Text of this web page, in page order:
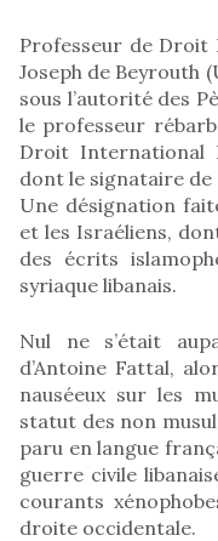
Professeur de Droit
Joseph de Beyrouth
sous l’autorité des
le professeur
Droit International
dont le signataire
Une désignation
et les Israéliens,
des écrits
syriaque libanais.
Nul ne s’était
d’Antoine Fattal,
nauséeux sur les
statut des non
paru en langue
guerre civile
courants
droite occidentale.